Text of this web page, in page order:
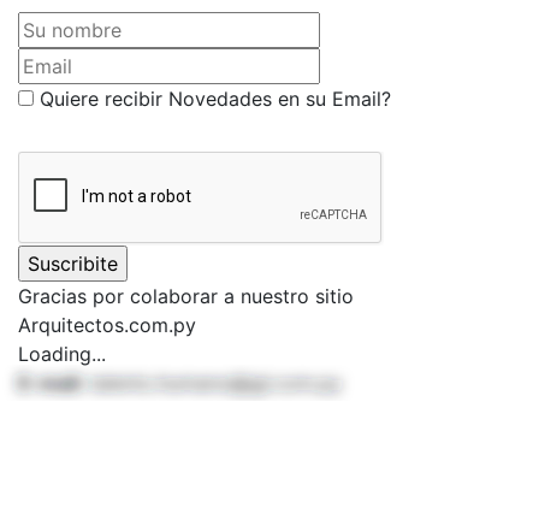
Su nombre
Email
Quiere recibir Novedades en su Email?
Gracias por colaborar a nuestro sitio
Arquitectos.com.py
Loading...
E-mail:
talento.humano@jgl.com.py